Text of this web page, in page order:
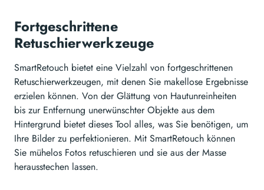
Fortgeschrittene
Retuschierwerkzeuge
SmartRetouch bietet eine Vielzahl von fortgeschrittenen
Retuschierwerkzeugen, mit denen Sie makellose Ergebnisse
erzielen können. Von der Glättung von Hautunreinheiten
bis zur Entfernung unerwünschter Objekte aus dem
Hintergrund bietet dieses Tool alles, was Sie benötigen, um
Ihre Bilder zu perfektionieren. Mit SmartRetouch können
Sie mühelos Fotos retuschieren und sie aus der Masse
herausstechen lassen.